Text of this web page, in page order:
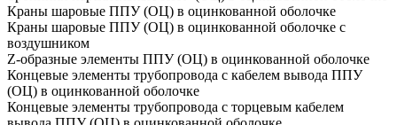
Краны шаровые ППУ (ОЦ) в оцинкованной оболочке
Краны шаровые ППУ (ОЦ) в оцинкованной оболочке с
воздушником
Z-образные элементы ППУ (ОЦ) в оцинкованной оболочке
Концевые элементы трубопровода с кабелем вывода ППУ
(ОЦ) в оцинкованной оболочке
Концевые элементы трубопровода с торцевым кабелем